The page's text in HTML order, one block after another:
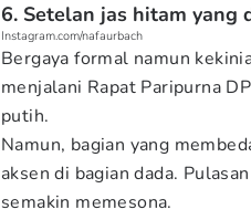
6. Setelan jas hitam yang
Instagram.com/nafaurbach
Bergaya formal namun
menjalani Rapat Paripurna
putih.
Namun, bagian yang
aksen di bagian dada.
semakin memesona.